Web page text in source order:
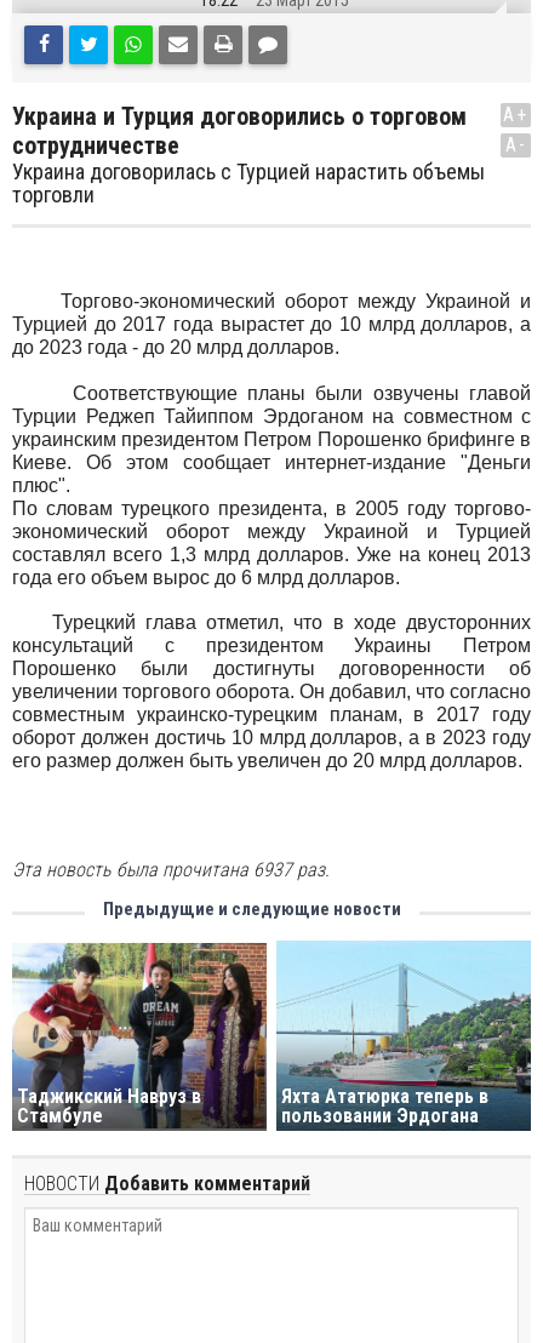
Украина и Турция договорились о торговом
сотрудничестве
Украина договорилась с Турцией нарастить объемы
торговли
A+
A-
Торгово-экономический оборот между Украиной и
Турцией до 2017 года вырастет до 10 млрд долларов, а
до 2023 года - до 20 млрд долларов.
Соответствующие планы были озвучены главой
Турции Реджеп Тайиппом Эрдоганом на совместном с
украинским президентом Петром Порошенко брифинге в
Киеве. Об этом сообщает интернет-издание "Деньги
плюс".
По словам турецкого президента, в 2005 году торгово-
экономический оборот между Украиной и Турцией
составлял всего 1,3 млрд долларов. Уже на конец 2013
года его объем вырос до 6 млрд долларов.
Турецкий глава отметил, что в ходе двусторонних
консультаций с президентом Украины Петром
Порошенко были достигнуты договоренности об
увеличении торгового оборота. Он добавил, что согласно
совместным украинско-турецким планам, в 2017 году
оборот должен достичь 10 млрд долларов, а в 2023 году
его размер должен быть увеличен до 20 млрд долларов.
Эта новость была прочитана 6937 раз.
Предыдущие и следующие новости
Таджикский Навруз в
Стамбуле
Яхта Ататюрка теперь в
пользовании Эрдогана
НОВОСТИ Добавить комментарий